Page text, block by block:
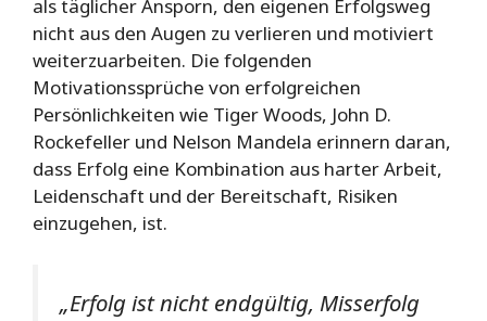
als täglicher Ansporn, den eigenen Erfolgsweg
nicht aus den Augen zu verlieren und motiviert
weiterzuarbeiten. Die folgenden
Motivationssprüche von erfolgreichen
Persönlichkeiten wie Tiger Woods, John D.
Rockefeller und Nelson Mandela erinnern daran,
dass Erfolg eine Kombination aus harter Arbeit,
Leidenschaft und der Bereitschaft, Risiken
einzugehen, ist.
„Erfolg ist nicht endgültig, Misserfolg